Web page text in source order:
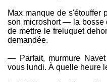
Max manque de s'étouffer
son microshort — la bosse
de mettre le freluquet
demandée.
— Parfait, murmure
vous lundi. À quelle heure